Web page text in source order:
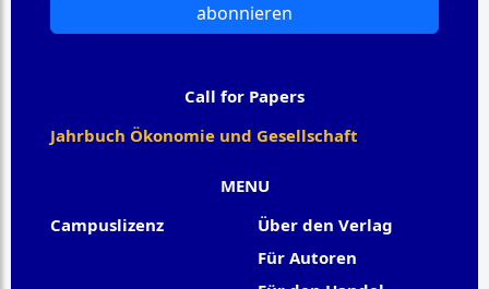
MENU
Campuslizenz
Über den Verlag
Für Autoren
abonnieren
Call for Papers
Jahrbuch Ökonomie und Gesellschaft